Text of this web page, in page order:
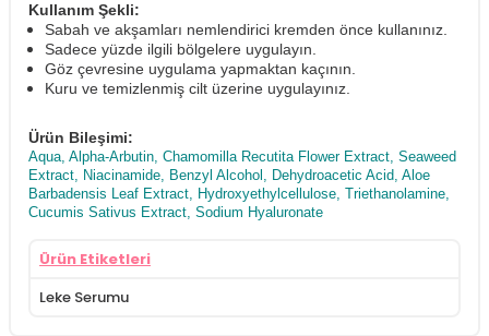
Kullanım Şekli:
Sabah ve akşamları nemlendirici kremden önce kullanınız.
Sadece yüzde ilgili bölgelere uygulayın.
Göz çevresine uygulama yapmaktan kaçının.
Kuru ve temizlenmiş cilt üzerine uygulayınız.
Ürün Bileşimi:
Aqua, Alpha-Arbutin, Chamomilla Recutita Flower Extract, Seaweed
Extract, Niacinamide, Benzyl Alcohol, Dehydroacetic Acid, Aloe
Barbadensis Leaf Extract, Hydroxyethylcellulose, Triethanolamine,
Cucumis Sativus Extract, Sodium Hyaluronate
Ürün Etiketleri
Leke Serumu